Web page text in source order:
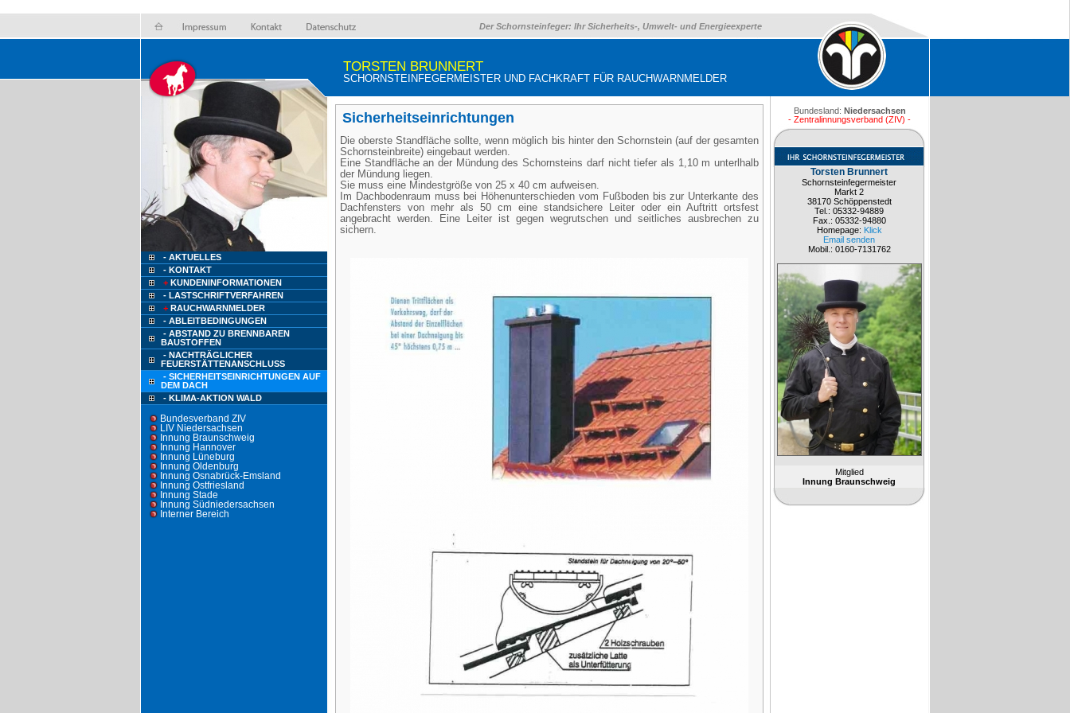
Der Schornsteinfeger: Ihr Sicherheits-, Umwelt- und Energieexperte
- AKTUELLES
- KONTAKT
+ KUNDENINFORMATIONEN
- LASTSCHRIFTVERFAHREN
+ RAUCHWARNMELDER
- ABLEITBEDINGUNGEN
- ABSTAND ZU BRENNBAREN
BAUSTOFFEN
- NACHTRÄGLICHER
FEUERSTÄTTENANSCHLUSS
- SICHERHEITSEINRICHTUNGEN AUF
DEM DACH
- KLIMA-AKTION WALD
Bundesverband ZIV
LIV Niedersachsen
Innung Braunschweig
Innung Hannover
Innung Lüneburg
Innung Oldenburg
Innung Osnabrück-Emsland
Innung Ostfriesland
Innung Stade
Innung Südniedersachsen
Interner Bereich
TORSTEN BRUNNERT
SCHORNSTEINFEGERMEISTER UND FACHKRAFT FÜR RAUCHWARNMELDER
Sicherheitseinrichtungen
Die oberste Standfläche sollte, wenn möglich bis hinter den Schornstein (auf der gesamten
Schornsteinbreite) eingebaut werden.
Eine Standfläche an der Mündung des Schornsteins darf nicht tiefer als 1,10 m unterlhalb
der Mündung liegen.
Sie muss eine Mindestgröße von 25 x 40 cm aufweisen.
Im Dachbodenraum muss bei Höhenunterschieden vom Fußboden bis zur Unterkante des
Dachfensters von mehr als 50 cm eine standsichere Leiter oder ein Auftritt ortsfest
angebracht werden. Eine Leiter ist gegen wegrutschen und seitliches ausbrechen zu
sichern.
Bundesland: Niedersachsen
- Zentralinnungsverband (ZIV) -
Torsten Brunnert
Schornsteinfegermeister
Markt 2
38170 Schöppenstedt
Tel.: 05332-94889
Fax.: 05332-94880
Homepage: Klick
Email senden
Mobil.: 0160-7131762
Mitglied
Innung Braunschweig